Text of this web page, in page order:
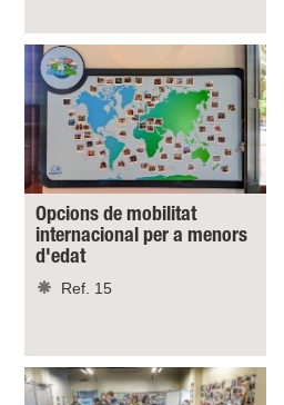
Opcions de mobilitat
internacional per a menors
d'edat
Ref. 15